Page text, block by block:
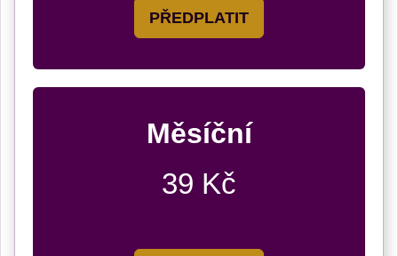
PŘEDPLATIT
Měsíční
39 Kč